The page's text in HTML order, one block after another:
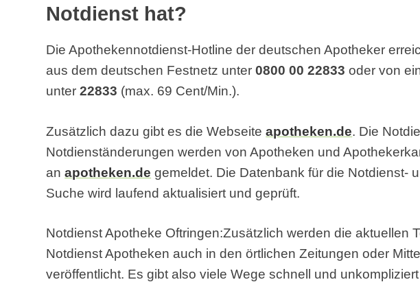
Notdienst hat?
Die Apothekennotdienst-Hotline der deutschen Apotheker
aus dem deutschen Festnetz unter0800 00 22833 oder von
unter22833 (max. 69 Cent/Min.).
Zusätzlich dazu gibt es die Webseiteapotheken.de. Die
Notdienständerungen werden von Apotheken und
anapotheken.de gemeldet. Die Datenbank für die Notdienst-
Suche wird laufend aktualisiert und geprüft.
Notdienst Apotheke Oftringen:Zusätzlich werden die aktuellen
Notdienst Apotheken auch in den örtlichen Zeitungen oder
veröffentlicht. Es gibt also viele Wege schnell und